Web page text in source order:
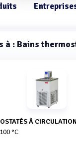
à : Bains
À CIRCULATION
°C